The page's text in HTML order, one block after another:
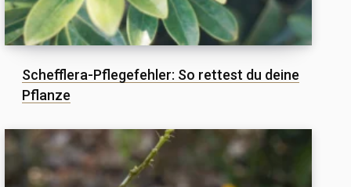
Schefflera-Pflegefehler: So rettest du deine
Pflanze